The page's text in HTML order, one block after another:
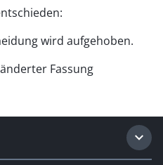
wird aufgehoben.
Fassung